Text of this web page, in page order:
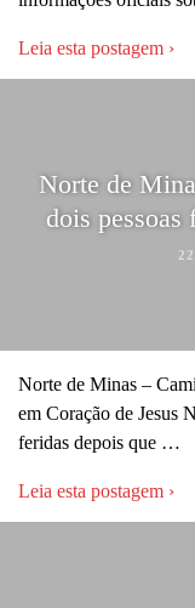
Leia esta postagem ›
Norte de
dois pessoas
Norte de Minas –
em Coração de Jesus
feridas depois que …
Leia esta postagem ›